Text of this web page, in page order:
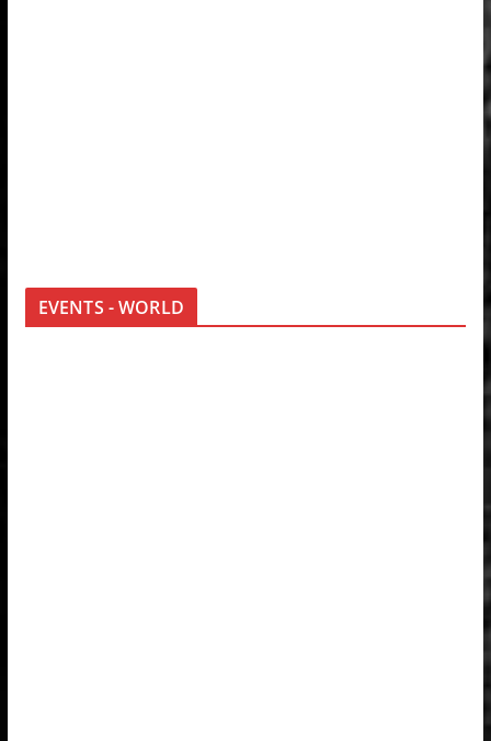
EVENTS - WORLD